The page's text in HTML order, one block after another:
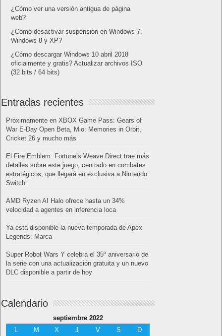
¿Cómo ver una versión antigua de página
web?
¿Cómo desactivar suspensión en Windows 7,
Windows 8 y XP?
¿Cómo descargar Windows 10 abril 2018
oficialmente y gratis? Actualizar archivos ISO
(32 bits / 64 bits)
Entradas recientes
Próximamente en XBOX Game Pass: Gears of
War E-Day Open Beta, Mio: Memories in Orbit,
Cricket 26 y mucho más
El Fire Emblem: Fortune’s Weave Direct trae más
detalles sobre este juego, centrado en combates
estratégicos, que llegará en exclusiva a Nintendo
Switch
AMD Ryzen AI Halo ofrece hasta un 34%
velocidad a agentes en inferencia loca
Ya está disponible la nueva temporada de Apex
Legends: Marca
Super Robot Wars Y celebra el 35º aniversario de
la serie con una actualización gratuita y un nuevo
DLC disponible a partir de hoy
Calendario
septiembre 2022
L
M X J V S D